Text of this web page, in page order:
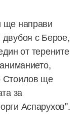
ще направи
двубоя с Берое,
от терените
Стоилов ще
за
Аспарухов".